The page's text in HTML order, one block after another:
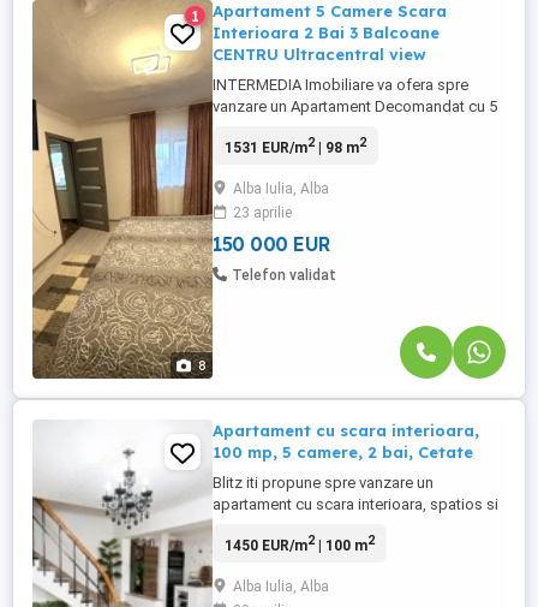
8
1
Apartament 5 Camere Scara
Interioara 2 Bai 3 Balcoane
CENTRU Ultracentral view
INTERMEDIA Imobiliare va ofera spre
vanzare un Apartament Decomandat cu 5
interioară, situat la etajul 3, în Alba Iulioa,
City. 🏙️Apartamentul este foarte spațios,
are Centrala Proprie, Geamuri Termopane,
2 Bai, 3 balcoane ...
1531 EUR/m2| 98 m2
Alba Iulia, Alba
23 aprilie
150 000 EUR
Telefon validat
Apartament cu scara interioara,
100 mp, 5 camere, 2 bai, Cetate
Blitz iti propune spre vanzare un
apartament cu scara interioara, spatios si
apreciate zone din Alba Iulia- Cetate, zona
ce imbina confortul cu intimitatea, oferind
1450 EUR/m2| 100 m2
Alba Iulia, Alba